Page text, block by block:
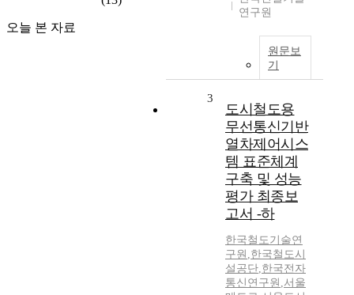
오늘 본 자료
연구원
원문보
기
3
도시철도용
무선통신기반
열차제어시스
템 표준체계
구축 및 성능
평가 최종보
고서 -하
한국철도기술연
구원 ,한국철도시
설공단,한국전자
통신연구원 ,서울